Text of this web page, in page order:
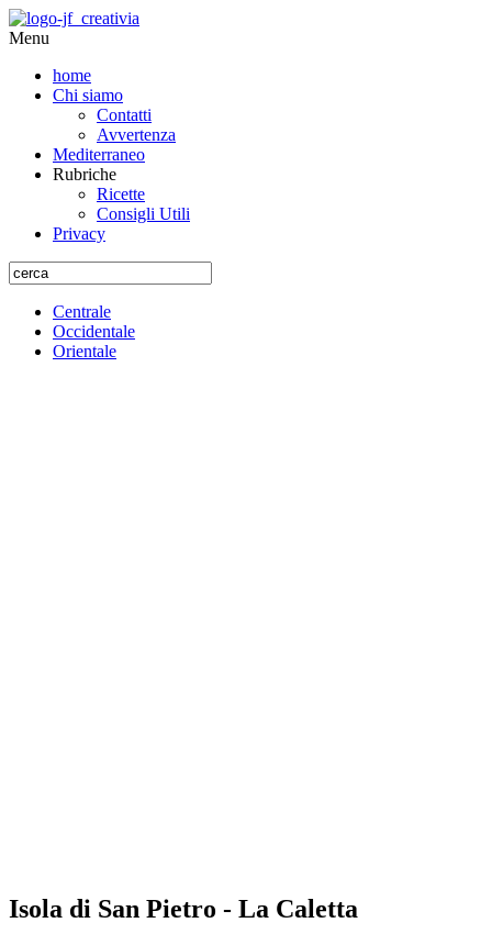
Menu
home
Chi siamo
Contatti
Avvertenza
Mediterraneo
Rubriche
Ricette
Consigli Utili
Privacy
Centrale
Occidentale
Orientale
Isola di San Pietro - La Caletta